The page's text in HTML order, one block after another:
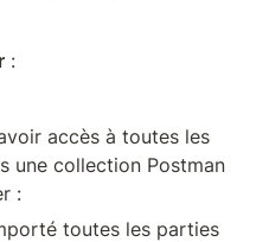
:
accès à toutes les
une collection Postman
:
toutes les parties